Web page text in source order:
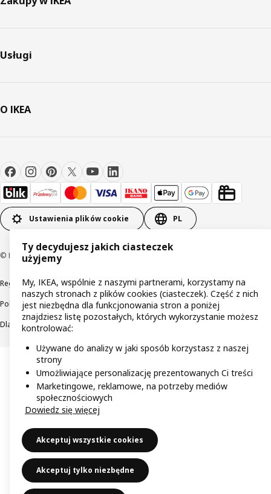
Usługi
O IKEA
Ustawienia plików cookie PL
© Inter IKEA Systems B.V 1999-2026
RegulaminyPolityka prywatnościWycofane produkty
Polityka odpowiedzialnego ujawniania informacji
Dla akcjonariuszy IKEA Distribution
Ty decydujesz jakich ciasteczek
użyjemy
My, IKEA, wspólnie z naszymi partnerami, korzystamy na
naszych stronach z plików cookies (ciasteczek). Część z nich
jest niezbędna dla funkcjonowania stron a poniżej
znajdziesz listę pozostałych, których wykorzystanie możesz
kontrolować:
Używane do analizy w jaki sposób korzystasz z naszej
strony
Umożliwiające personalizację prezentowanych Ci treści
Marketingowe, reklamowe, na potrzeby mediów
społecznościowych
Dowiedz się więcej
Akceptuj wszystkie cookies
Akceptuj tylko niezbędne